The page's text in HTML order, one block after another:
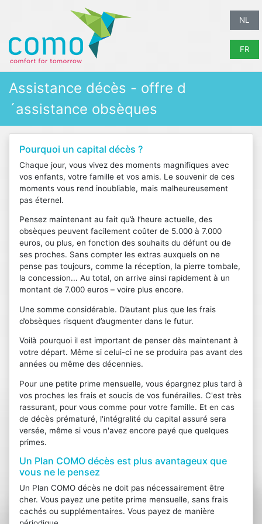
NL
FR
Assistance décès - offre d
´assistance obsèques
Pourquoi un capital décès ?
Chaque jour, vous vivez des moments magnifiques avec
vos enfants, votre famille et vos amis. Le souvenir de ces
moments vous rend inoubliable, mais malheureusement
pas éternel.
Pensez maintenant au fait qu’à l’heure actuelle, des
obsèques peuvent facilement coûter de 5.000 à 7.000
euros, ou plus, en fonction des souhaits du défunt ou de
ses proches. Sans compter les extras auxquels on ne
pense pas toujours, comme la réception, la pierre tombale,
la concession... Au total, on arrive ainsi rapidement à un
montant de 7.000 euros – voire plus encore.
Une somme considérable. D’autant plus que les frais
d’obsèques risquent d’augmenter dans le futur.
Voilà pourquoi il est important de penser dès maintenant à
votre départ. Même si celui-ci ne se produira pas avant des
années ou même des décennies.
Pour une petite prime mensuelle, vous épargnez plus tard à
vos proches les frais et soucis de vos funérailles. C'est très
rassurant, pour vous comme pour votre famille. Et en cas
de décès prématuré, l'intégralité du capital assuré sera
versée, même si vous n'avez encore payé que quelques
primes.
Un Plan COMO décès est plus avantageux que
vous ne le pensez
Un Plan COMO décès ne doit pas nécessairement être
cher. Vous payez une petite prime mensuelle, sans frais
cachés ou supplémentaires. Vous payez de manière